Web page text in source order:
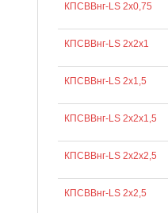
КПСВВнг-LS 2х0,75
КПСВВнг-LS 2х2х1
КПСВВнг-LS 2х1,5
КПСВВнг-LS 2х2х1,5
КПСВВнг-LS 2х2х2,5
КПСВВнг-LS 2х2,5